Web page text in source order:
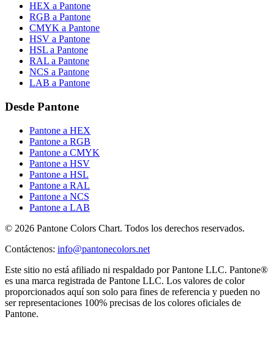
HEX a Pantone
RGB a Pantone
CMYK a Pantone
HSV a Pantone
HSL a Pantone
RAL a Pantone
NCS a Pantone
LAB a Pantone
Desde Pantone
Pantone a HEX
Pantone a RGB
Pantone a CMYK
Pantone a HSV
Pantone a HSL
Pantone a RAL
Pantone a NCS
Pantone a LAB
© 2026 Pantone Colors Chart. Todos los derechos reservados.
Contáctenos: info@pantonecolors.net
Este sitio no está afiliado ni respaldado por Pantone LLC. Pantone®
es una marca registrada de Pantone LLC. Los valores de color
proporcionados aquí son solo para fines de referencia y pueden no
ser representaciones 100% precisas de los colores oficiales de
Pantone.